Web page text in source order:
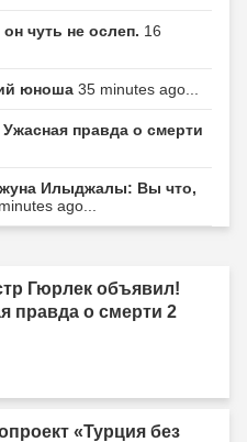
чуть не ослеп. 16
юноша 35 minutes ago...
правда о смерти
Илыджалы: Вы что,
ago...
Гюрлек объявил!
правда о смерти 2
«Турция без